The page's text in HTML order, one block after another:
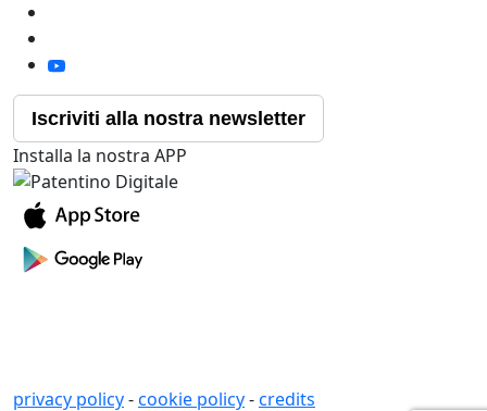
Iscriviti alla nostra newsletter
Installa la nostra APP
privacy policy-cookie policy-credits